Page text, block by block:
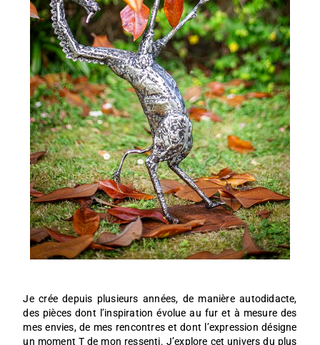
Je crée depuis plusieurs années, de manière autodidacte,
des pièces dont l’inspiration évolue au fur et à mesure des
mes envies, de mes rencontres et dont l’expression désigne
un moment T de mon ressenti. J’explore cet univers du plus